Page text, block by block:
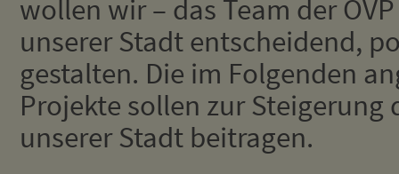
wollen wir – das Team der
unserer Stadt entscheidend,
gestalten. Die im Folgenden
Projekte sollen zur
unserer Stadt beitragen.